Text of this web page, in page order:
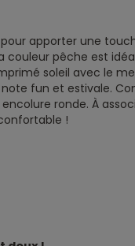
apporter une
pêche est
soleil avec le
fun et estivale.
ronde. À
!